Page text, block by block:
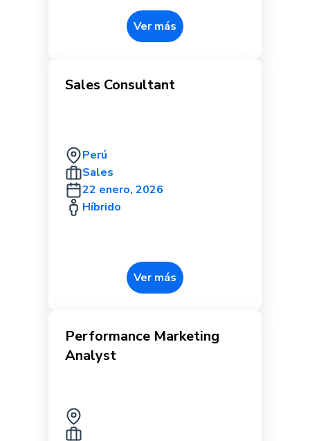
Ver más
Sales Consultant
Perú
Sales
22 enero, 2026
Híbrido
Ver más
Performance Marketing
Analyst